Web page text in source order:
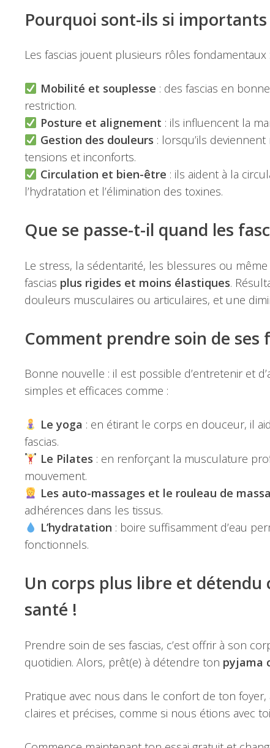
Pourquoi sont-ils si importants
Les fascias jouent plusieurs rôles fondamentaux :
Mobilité et souplesse : des fascias en
restriction.
Posture et alignement : ils influencent la
Gestion des douleurs : lorsqu’ils
tensions et inconforts.
Circulation et bien-être : ils aident à la
l’hydratation et l’élimination des toxines.
Que se passe-t-il quand les
Le stress, la sédentarité, les blessures ou
fascias plus rigides et moins élastiques.
douleurs musculaires ou articulaires, et une
Comment prendre soin de ses
Bonne nouvelle : il est possible d’entretenir et
simples et efficaces comme :
Le yoga : en étirant le corps en douceur, il
fascias.
Le Pilates : en renforçant la musculature
mouvement.
Les auto-massages et le rouleau de
adhérences dans les tissus.
L’hydratation : boire suffisamment d’eau
fonctionnels.
Un corps plus libre et détendu
santé !
Prendre soin de ses fascias, c’est offrir à son
quotidien. Alors, prêt(e) à détendre ton pyjama
Pratique avec nous dans le confort de ton
claires et précises, comme si nous étions avec